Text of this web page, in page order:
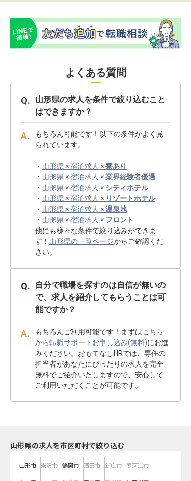
よくある質問
山形県の求人を条件で絞り込むこと
はできますか？
もちろん可能です！以下の条件がよく見
られています。
・ 山形県 × 宿泊求人 ×寮あり
・ 山形県 × 宿泊求人 ×業界経験者優遇
・ 山形県 × 宿泊求人 × シティホテル
・ 山形県 × 宿泊求人 × リゾートホテル
・ 山形県 × 宿泊求人 ×温泉地
・ 山形県 × 宿泊求人 × フロント
他にも様々な条件で絞り込みができま
す！ 山形県の一覧ページからご確認くだ
さい。
自分で職場を探すのは自信が無いの
で、求人を紹介してもらうことは可
能ですか？
もちろんご利用可能です！まずはこちら
から転職サポートお申し込み(無料)にお進
みください。おもてなしHRでは、専任の
担当者があなたにぴったりの求人を完全
無料でご紹介いたしますので、安心して
ご利用いただくことが可能です。
山形県の求人を市区町村で絞り込む
山形市 米沢市 鶴岡市 酒田市 新庄市 寒河江市